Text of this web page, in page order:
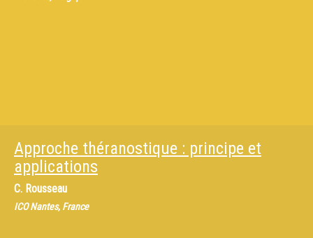
Approche théranostique : principe et
applications
C. Rousseau
ICO Nantes, France